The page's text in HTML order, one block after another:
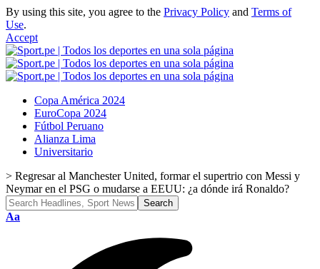
By using this site, you agree to the Privacy Policy and Terms of
Use.
Accept
Copa América 2024
EuroCopa 2024
Fútbol Peruano
Alianza Lima
Universitario
> Regresar al Manchester United, formar el supertrio con Messi y
Neymar en el PSG o mudarse a EEUU: ¿a dónde irá Ronaldo?
Font
Aa